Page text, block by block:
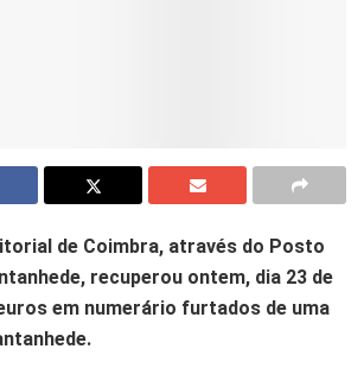
de Coimbra, através do Posto
recuperou ontem, dia 23 de
em numerário furtados de uma